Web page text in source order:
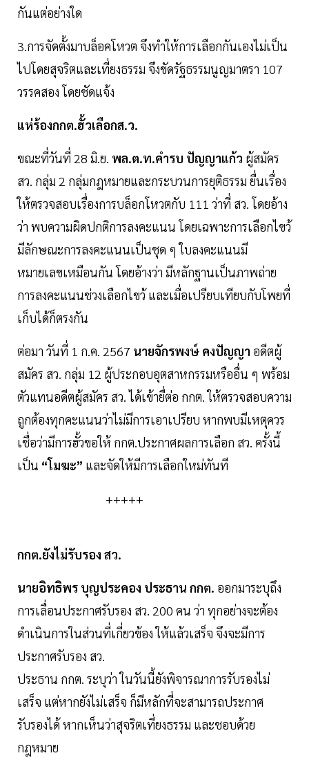
กันแต่อย่างใด
3.การจัดตั้งมาบล็อคโหวต จึงทำให้การเลือกกันเองไม่เป็น
ไปโดยสุจริตและเที่ยงธรรม จึงขัดรัฐธรรมนูญมาตรา 107
วรรคสอง โดยชัดแจ้ง
แห่ร้องกกต.ฮั้วเลือกส.ว.
ขณะที่วันที่ 28 มิ.ย. พล.ต.ท.คำรบ ปัญญาแก้ว ผู้สมัคร
สว. กลุ่ม 2 กลุ่มกฎหมายและกระบวนการยุติธรรม ยื่นเรื่อง
ให้ตรวจสอบเรื่องการบล็อกโหวตกับ 111 ว่าที่ สว. โดยอ้าง
ว่า พบความผิดปกติการลงคะแนน โดยเฉพาะการเลือกไขว้
มีลักษณะการลงคะแนนเป็นชุด ๆ ใบลงคะแนนมี
หมายเลขเหมือนกัน โดยอ้างว่า มีหลักฐานเป็นภาพถ่าย
การลงคะแนนช่วงเลือกไขว้ และเมื่อเปรียบเทียบกับโพยที่
เก็บได้ก็ตรงกัน
ต่อมา วันที่ 1 ก.ค. 2567 นายจักรพงษ์ คงปัญญา อดีตผู้
สมัคร สว. กลุ่ม 12 ผู้ประกอบอุตสาหกรรมหรืออื่น ๆ พร้อม
ตัวแทนอดีตผู้สมัคร สว. ได้เข้ายื่ต่อ กกต. ให้ตรวจสอบความ
ถูกต้องทุกคะแนนว่าไม่มีการเอาเปรียบ หากพบมีเหตุควร
เชื่อว่ามีการฮั้วขอให้ กกต.ประกาศผลการเลือก สว. ครั้งนี้
เป็น “โมฆะ” และจัดให้มีการเลือกใหม่ทันที
+++++
กกต.ยังไม่รับรอง สว.
นายอิทธิพร บุญประคอง ประธาน กกต. ออกมาระบุถึง
การเลื่อนประกาศรับรอง สว. 200 คน ว่า ทุกอย่างจะต้อง
ดำเนินการในส่วนที่เกี่ยวข้อง ให้แล้วเสร็จ จึงจะมีการ
ประกาศรับรอง สว.
ประธาน กกต. ระบุว่า ในวันนี้ยังพิจารณาการรับรองไม่
เสร็จ แต่หากยังไม่เสร็จ ก็มีหลักที่จะสามารถประกาศ
รับรองได้ หากเห็นว่าสุจริตเที่ยงธรรม และชอบด้วย
กฎหมาย